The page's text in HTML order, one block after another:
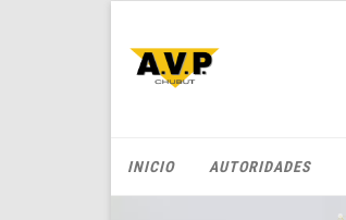
INICIO AUTORIDADES